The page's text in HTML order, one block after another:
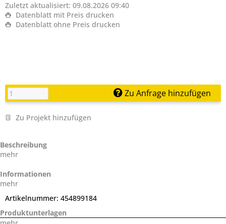
Zuletzt aktualisiert: 09.08.2026 09:40
Datenblatt mit Preis drucken
Datenblatt ohne Preis drucken
Zu Anfrage hinzufügen
Zu Projekt hinzufügen
Beschreibung
mehr
Informationen
mehr
Artikelnummer: 454899184
Produktunterlagen